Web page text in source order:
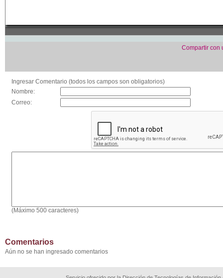
Compartir con
Ingresar Comentario (todos los campos son obligatorios)
Nombre:
Correo:
(Máximo 500 caracteres)
Comentarios
Aún no se han ingresado comentarios